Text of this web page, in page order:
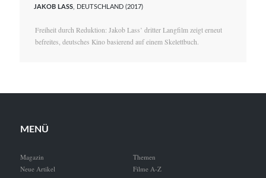
JAKOB LASS , DEUTSCHLAND (2017)
Freiheit durch Reduktion: Jakob Lass’ dritter Langfilm zeigt erneut
befreites, deutsches Kino basierend auf einem Skelettbuch.
MENÜ
Magazin
Neue Artikel
Themen
Filme A-Z